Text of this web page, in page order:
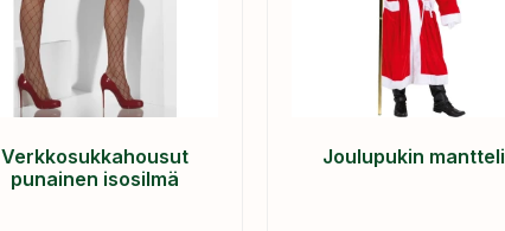
Verkkosukkahousut
punainen isosilmä
Joulupukin mantteli